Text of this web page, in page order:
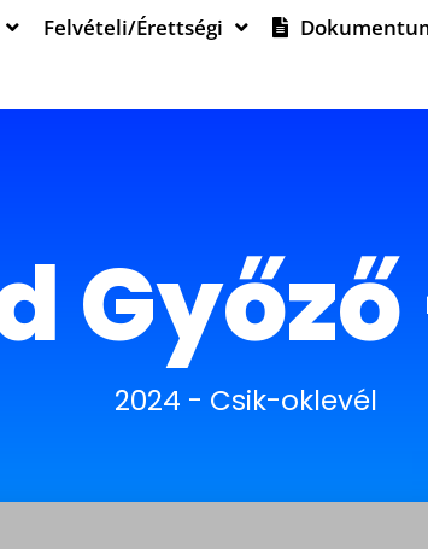
Felvételi/Érettségi
2024 - Csik-oklevél